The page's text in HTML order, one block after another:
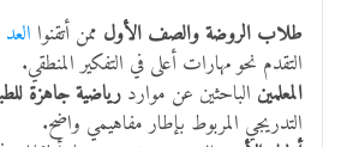
طلاب الروضة والصف الأول ممن أتقنوا العد
التقدم نحو مهارات أعلى في التفكير المنطقي.
المعلمين الباحثين عن موارد رياضية جاهزة
التدريجي المربوط بإطار مفاهيمي واضح.